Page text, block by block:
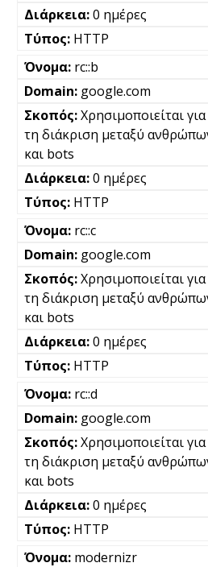
0 ημέρες
HTTP
rc::b
google.com
Χρησιμοποιείται για
τη διάκριση μεταξύ
και bots
0 ημέρες
HTTP
rc::c
google.com
Χρησιμοποιείται για
τη διάκριση μεταξύ
και bots
0 ημέρες
HTTP
rc::d
google.com
Χρησιμοποιείται για
τη διάκριση μεταξύ
και bots
0 ημέρες
HTTP
modernizr